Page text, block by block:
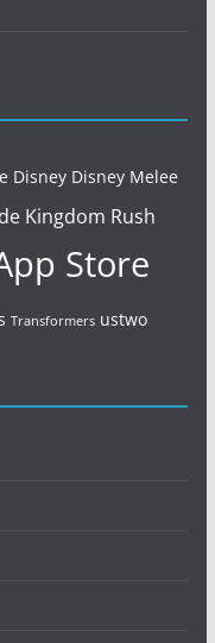
Disney Disney Melee
Kingdom Rush
Store
Transformers ustwo